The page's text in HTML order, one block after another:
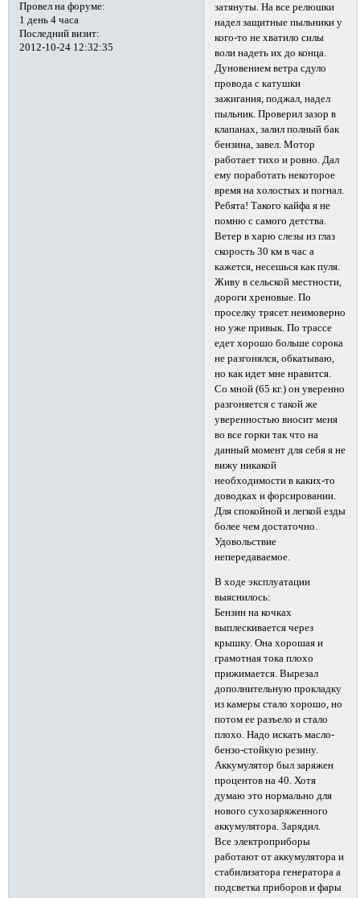
Провел на форуме:
1 день 4 часа
Последний визит:
2012-10-24 12:32:35
затянуты. На все релюшки
надел защитные пыльники у
кого-то не хватило силы
воли надеть их до конца.
Дуновением ветра сдуло
провода с катушки
зажигания, поджал, надел
пыльник. Проверил зазор в
клапанах, залил полный бак
бензина, завел. Мотор
работает тихо и ровно. Дал
ему поработать некоторое
время на холостых и погнал.
Ребята! Такого кайфа я не
помню с самого детства.
Ветер в харю слезы из глаз
скорость 30 км в час а
кажется, несешься как пуля.
Живу в сельской местности,
дороги хреновые. По
проселку трясет неимоверно
но уже привык. По трассе
едет хорошо больше сорока
не разгонялся, обкатываю,
но как идет мне нравится.
Со мной (65 кг.) он уверенно
разгоняется с такой же
уверенностью вносит меня
во все горки так что на
данный момент для себя я не
вижу никакой
необходимости в каких-то
доводках и форсировании.
Для спокойной и легкой езды
более чем достаточно.
Удовольствие
непередаваемое.
В ходе эксплуатации
выяснилось:
Бензин на кочках
выплескивается через
крышку. Она хорошая и
грамотная тока плохо
прижимается. Вырезал
дополнительную прокладку
из камеры стало хорошо, но
потом ее разъело и стало
плохо. Надо искать масло-
бензо-стойкую резину.
Аккумулятор был заряжен
процентов на 40. Хотя
думаю это нормально для
нового сухозаряженного
аккумулятора. Зарядил.
Все электроприборы
работают от аккумулятора и
стабилизатора генератора а
подсветка приборов и фары